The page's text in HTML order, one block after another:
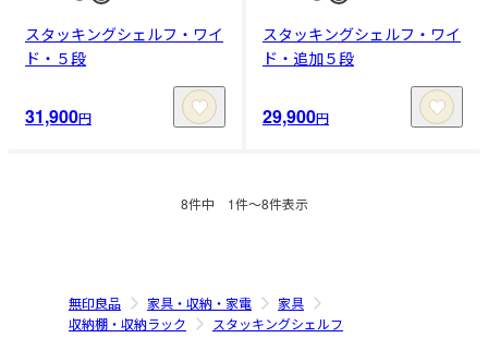
スタッキングシェルフ・ワイ
ド・５段
31,900円
スタッキングシェルフ・ワイ
ド・追加５段
29,900円
8件中 1件〜8件表示
無印良品 家具・収納・家電
家具
収納棚・収納ラック
スタッキングシェルフ